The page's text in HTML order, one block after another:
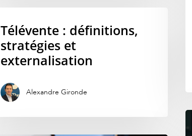
Télévente : définitions,
stratégies et
externalisation
Alexandre Gironde